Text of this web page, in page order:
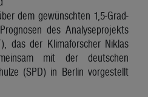
dem gewünschten 1,5-Grad-
des Analyseprojekts
das der Klimaforscher Niklas
mit der deutschen
(SPD) in Berlin vorgestellt